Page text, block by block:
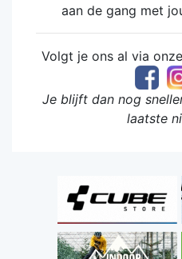
aan de gang met
Volgt je ons al via
Je blijft dan nog
laatste